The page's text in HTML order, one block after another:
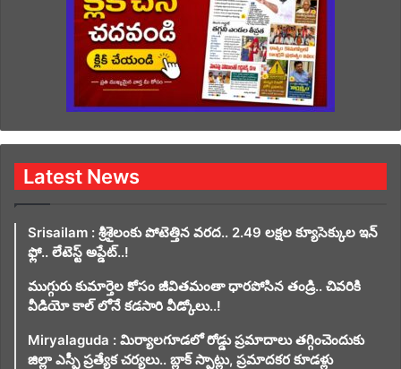
Latest News
Srisailam : శ్రీశైలంకు పోటెత్తిన వరద.. 2.49 లక్షల క్యూసెక్కుల ఇన్
ఫ్లో.. లేటెస్ట్ అప్డేట్..!
ముగ్గురు కుమార్తెల కోసం జీవితమంతా ధారపోసిన తండ్రి.. చివరికి
వీడియో కాల్ లోనే కడసారి వీడ్కోలు..!
Miryalaguda : మిర్యాలగూడలో రోడ్డు ప్రమాదాలు తగ్గించెందుకు
జిల్లా ఎస్పీ ప్రత్యేక చర్యలు.. బ్లాక్ స్పాట్లు, ప్రమాదకర కూడళ్లు